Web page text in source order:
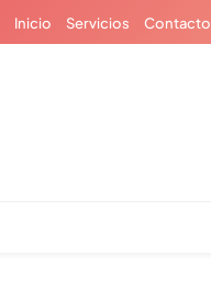
Inicio Servicios Contacto